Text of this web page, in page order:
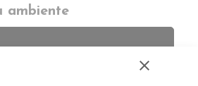
ambiente
close